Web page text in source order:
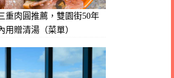
重肉圓推薦，雙園街50年
用贈清湯（菜單）